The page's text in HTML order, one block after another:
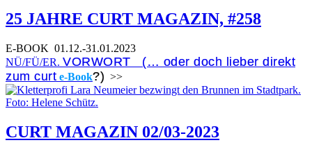
25 JAHRE CURT MAGAZIN, #258
E-BOOK 01.12.-31.01.2023
NÜ/FÜ/ER. VORWORT (… oder doch lieber direkt
zum curt e-Book?) >>
CURT MAGAZIN 02/03-2023